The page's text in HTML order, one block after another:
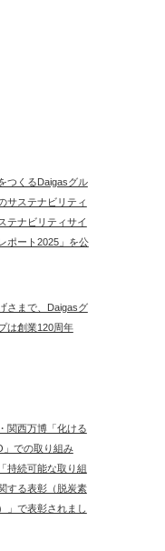
つくるDaigasグル
サステナビリティ
テナビリティサイ
ポート2025」を公
さまで、Daigasグ
は創業120周年
関西万博「化ける
」での取り組み
持続可能な取り組
する表彰（脱炭素
」で表彰されまし